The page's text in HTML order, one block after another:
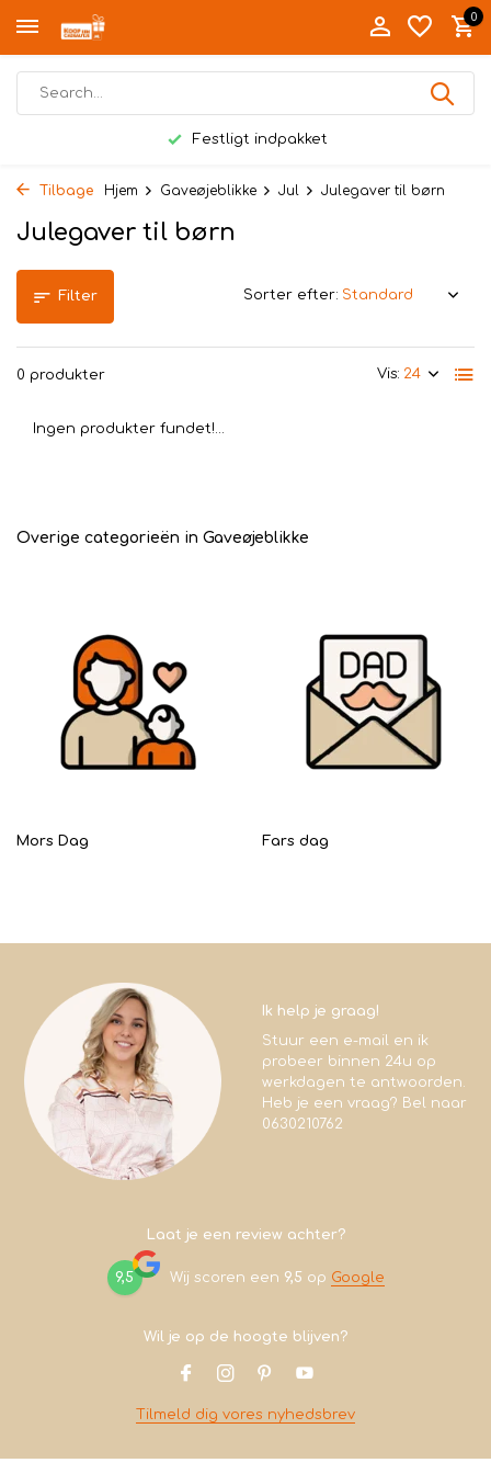
0
Festligt indpakket
Tilbage Hjem Gaveøjeblikke Jul Julegaver til børn
Julegaver til børn
Filter
0 produkter Vis:
Sorter efter:
Ingen produkter fundet!...
Overige categorieën in Gaveøjeblikke
Mors Dag Fars dag
Ik help je graag!
Stuur een e-mail en ik
probeer binnen 24u op
werkdagen te antwoorden.
Heb je een vraag? Bel naar
0630210762
Laat je een review achter?
9,5 Wij scoren een 9,5 op Google
Wil je op de hoogte blijven?
Tilmeld dig vores nyhedsbrev